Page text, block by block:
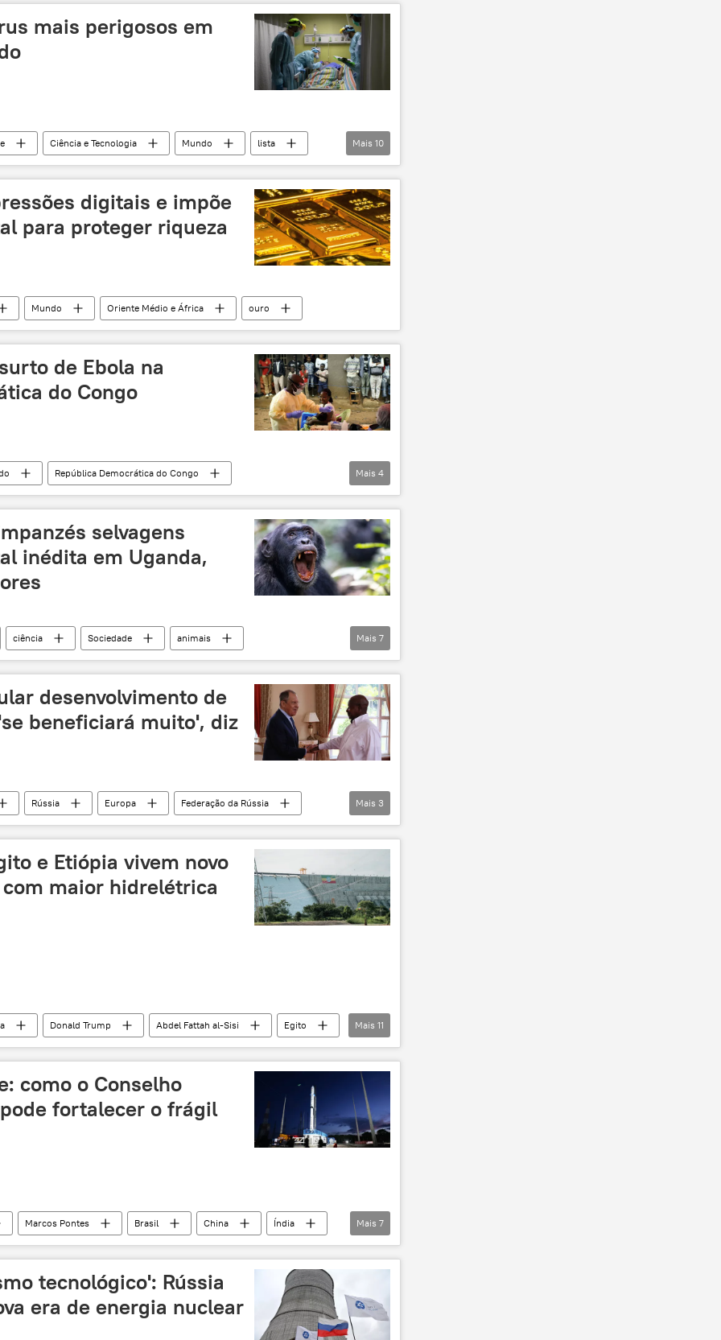
mais perigosos em
Ciência e Tecnologia Mundo
lista
dengue COVID-19
surto
Organização Mundial da Saúde (OMS)
Mais 10
digitais e impõe
para proteger riqueza
Mundo Oriente Médio e África ouro
de Ebola na
do Congo
República Democrática do Congo
África Ebola saúde
Mais 4
selvagens
inédita em Uganda,
ciência Sociedade
animais
África macacos pesquisa
estudo
Mais 7
desenvolvimento de
beneficiará muito', diz
Rússia Europa
Federação da Rússia
bilateral
Mais 3
e Etiópia vivem novo
maior hidrelétrica
Donald Trump Abdel Fattah al-Sisi
Egito
abastecimento rio Nilo
exclusiva
água
Mais 11
como o Conselho
fortalecer o frágil
Marcos Pontes Brasil China
Índia
(UFF) aeroespacial
pesquisa
Mais 7
tecnológico': Rússia
era de energia nuclear